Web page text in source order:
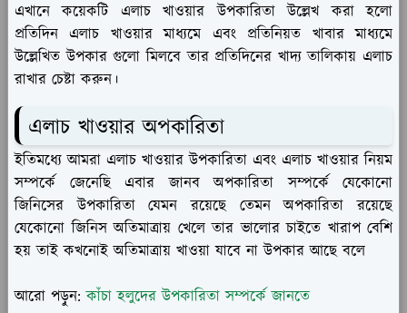
এখানে কয়েকটি এলাচ খাওয়ার উপকারিতা উল্লেখ করা হলো
প্রতিদিন এলাচ খাওয়ার মাধ্যমে এবং প্রতিনিয়ত খাবার মাধ্যমে
উল্লেখিত উপকার গুলো মিলবে তার প্রতিদিনের খাদ্য তালিকায় এলাচ
রাখার চেষ্টা করুন।
এলাচ খাওয়ার অপকারিতা
ইতিমধ্যে আমরা এলাচ খাওয়ার উপকারিতা এবং এলাচ খাওয়ার নিয়ম
সম্পর্কে জেনেছি এবার জানব অপকারিতা সম্পর্কে যেকোনো
জিনিসের উপকারিতা যেমন রয়েছে তেমন অপকারিতা রয়েছে
যেকোনো জিনিস অতিমাত্রায় খেলে তার ভালোর চাইতে খারাপ বেশি
হয় তাই কখনোই অতিমাত্রায় খাওয়া যাবে না উপকার আছে বলে
আরো পড়ুন:কাঁচা হলুদের উপকারিতা সম্পর্কে জানতে